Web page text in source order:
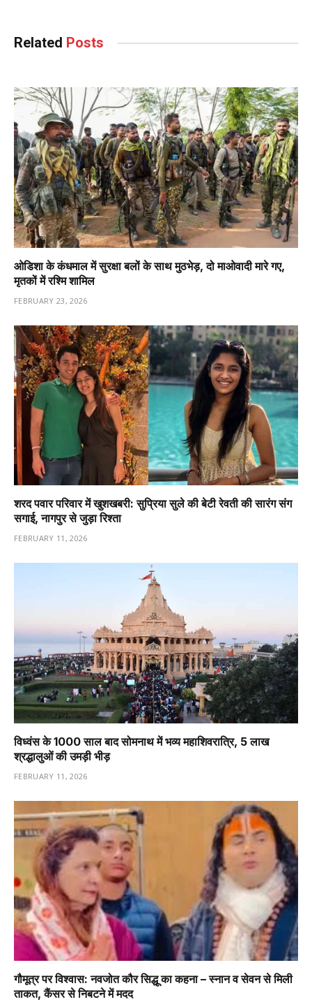
Related Posts
ओडिशा के कंधमाल में सुरक्षा बलों के साथ मुठभेड़, दो माओवादी मारे गए,
मृतकों में रश्मि शामिल
FEBRUARY 23, 2026
शरद पवार परिवार में खुशखबरी: सुप्रिया सुले की बेटी रेवती की सारंग संग
सगाई, नागपुर से जुड़ा रिश्ता
FEBRUARY 11, 2026
विध्वंस के 1000 साल बाद सोमनाथ में भव्य महाशिवरात्रि, 5 लाख
श्रद्धालुओं की उमड़ी भीड़
FEBRUARY 11, 2026
गौमूत्र पर विश्वास: नवजोत कौर सिद्धू का कहना – स्नान व सेवन से मिली
ताकत, कैंसर से निबटने में मदद